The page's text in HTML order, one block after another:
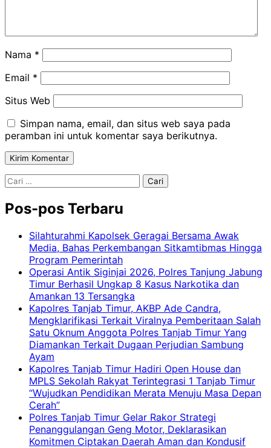
Nama *
Email *
Situs Web
Simpan nama, email, dan situs web saya pada
peramban ini untuk komentar saya berikutnya.
Cari
Pos-pos Terbaru
Silahturahmi Kapolsek Geragai Bersama Awak
Media, Bahas Perkembangan Sitkamtibmas Hingga
Program Pemerintah
Operasi Antik Siginjai 2026, Polres Tanjung Jabung
Timur Berhasil Ungkap 8 Kasus Narkotika dan
Amankan 13 Tersangka
Kapolres Tanjab Timur, AKBP Ade Candra,
Mengklarifikasi Terkait Viralnya Pemberitaan Salah
Satu Oknum Anggota Polres Tanjab Timur Yang
Diamankan Terkait Dugaan Perjudian Sambung
Ayam
Kapolres Tanjab Timur Hadiri Open House dan
MPLS Sekolah Rakyat Terintegrasi 1 Tanjab Timur
“Wujudkan Pendidikan Merata Menuju Masa Depan
Cerah”
Polres Tanjab Timur Gelar Rakor Strategi
Penanggulangan Geng Motor, Deklarasikan
Komitmen Ciptakan Daerah Aman dan Kondusif